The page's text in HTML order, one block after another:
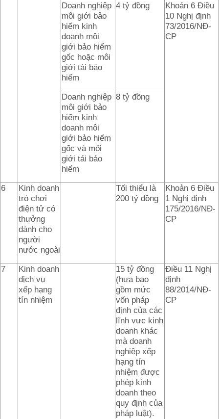
Doanh nghiệp
môi giới bảo
hiểm kinh
doanh môi
giới bảo hiểm
gốc hoặc môi
giới tái bảo
hiểm
4 tỷ đồng
Khoản 6 Điều
10 Nghị định
73/2016/NĐ-
CP
Doanh nghiệp
môi giới bảo
hiểm kinh
doanh môi
giới bảo hiểm
gốc và môi
giới tái bảo
hiểm
8 tỷ đồng
6
Kinh doanh
trò chơi
điện tử có
thưởng
dành cho
người
nước ngoài
Tối thiểu là
200 tỷ đồng
Khoản 6 Điều
1 Nghị định
175/2016/NĐ-
CP
7
Kinh doanh
dịch vụ
xếp hạng
tín nhiệm
15 tỷ đồng
(hưa bao
gồm mức
vốn pháp
định của các
lĩnh vực kinh
doanh khác
mà doanh
nghiệp xếp
hạng tín
nhiệm được
phép kinh
doanh theo
quy định của
pháp luật).
Điều 11 Nghị
định
88/2014/NĐ-
CP